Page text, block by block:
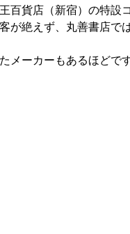
百貨店（新宿）の特設
が絶えず、丸善書店で
メーカーもあるほどです